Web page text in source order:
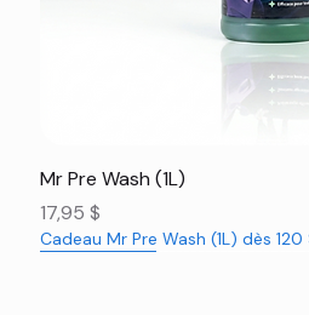
Mr Pre Wash (1L)
Prix
17,95 $
Cadeau Mr Pre Wash (1L) dès 120